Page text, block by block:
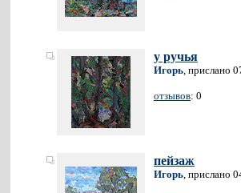
у ручья
Игорь, прислано
отзывов: 0
пейзаж
Игорь, прислано